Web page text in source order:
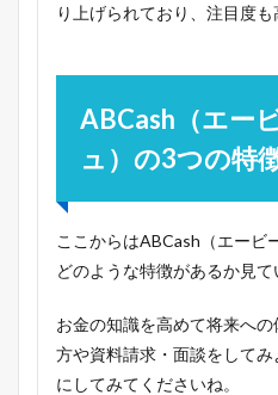
り上げられており、注目度も
ABCash（エー
ュ）の3つの特
ここからはABCash（エービ
どのような特徴があるか見て
お金の知識を高めて将来へ
方や資料請求・面談をして
にしてみてくださいね。